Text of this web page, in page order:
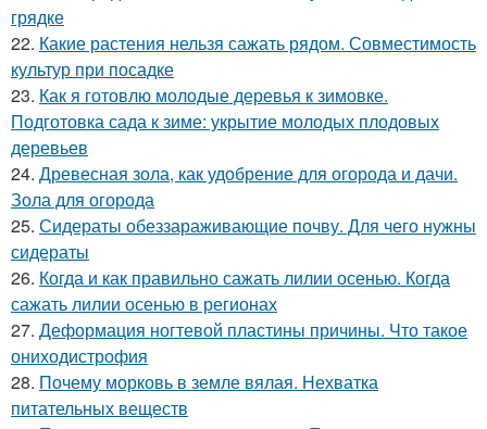
грядке
22. Какие растения нельзя сажать рядом. Совместимость
культур при посадке
23. Как я готовлю молодые деревья к зимовке.
Подготовка сада к зиме: укрытие молодых плодовых
деревьев
24. Древесная зола, как удобрение для огорода и дачи.
Зола для огорода
25. Сидераты обеззараживающие почву. Для чего нужны
сидераты
26. Когда и как правильно сажать лилии осенью. Когда
сажать лилии осенью в регионах
27. Деформация ногтевой пластины причины. Что такое
ониходистрофия
28. Почему морковь в земле вялая. Нехватка
питательных веществ